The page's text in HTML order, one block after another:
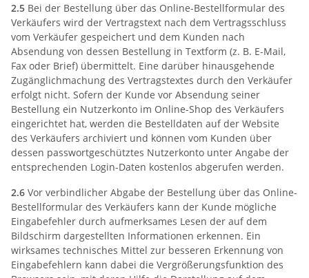
2.5 Bei der Bestellung über das Online-Bestellformular des
Verkäufers wird der Vertragstext nach dem Vertragsschluss
vom Verkäufer gespeichert und dem Kunden nach
Absendung von dessen Bestellung in Textform (z. B. E-Mail,
Fax oder Brief) übermittelt. Eine darüber hinausgehende
Zugänglichmachung des Vertragstextes durch den Verkäufer
erfolgt nicht. Sofern der Kunde vor Absendung seiner
Bestellung ein Nutzerkonto im Online-Shop des Verkäufers
eingerichtet hat, werden die Bestelldaten auf der Website
des Verkäufers archiviert und können vom Kunden über
dessen passwortgeschütztes Nutzerkonto unter Angabe der
entsprechenden Login-Daten kostenlos abgerufen werden.
2.6 Vor verbindlicher Abgabe der Bestellung über das Online-
Bestellformular des Verkäufers kann der Kunde mögliche
Eingabefehler durch aufmerksames Lesen der auf dem
Bildschirm dargestellten Informationen erkennen. Ein
wirksames technisches Mittel zur besseren Erkennung von
Eingabefehlern kann dabei die Vergrößerungsfunktion des